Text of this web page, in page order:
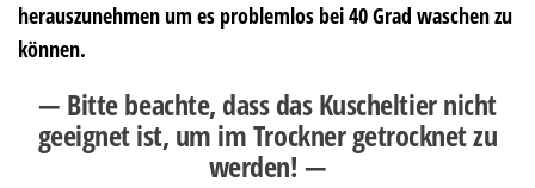
herauszunehmen um es problemlos bei 40 Grad waschen zu
können.
— Bitte beachte, dass das Kuscheltier nicht
geeignet ist, um im Trockner getrocknet zu
werden! —